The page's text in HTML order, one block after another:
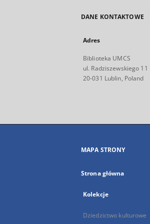
DANE KONTAKTOWE
Adres
Biblioteka UMCS
ul. Radziszewskiego 11
20-031 Lublin, Poland
MAPA STRONY
Strona główna
Kolekcje
Dziedzictwo kulturowe